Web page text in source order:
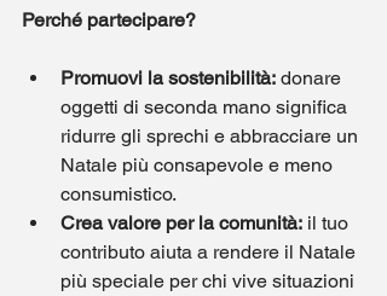
Perché partecipare?
Promuovi la sostenibilità: donare
oggetti di seconda mano significa
ridurre gli sprechi e abbracciare un
Natale più consapevole e meno
consumistico.
Crea valore per la comunità: il tuo
contributo aiuta a rendere il Natale
più speciale per chi vive situazioni